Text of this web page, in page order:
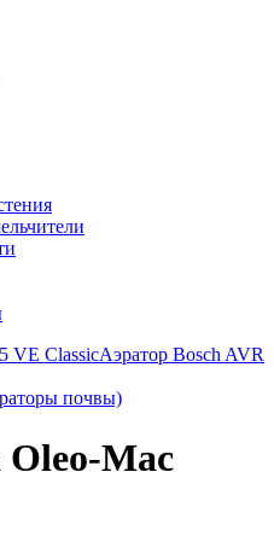
VE ClassicАэратор Bosch AVR
почвы)
Oleo-Mac